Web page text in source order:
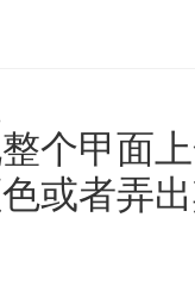
个甲面
或者弄